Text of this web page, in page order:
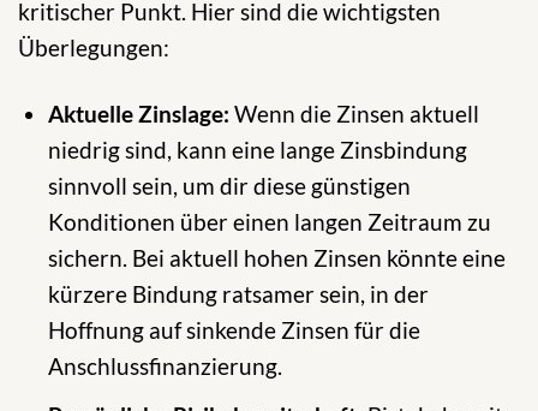
kritischer Punkt. Hier sind die wichtigsten
Überlegungen:
Aktuelle Zinslage: Wenn die Zinsen aktuell
niedrig sind, kann eine lange Zinsbindung
sinnvoll sein, um dir diese günstigen
Konditionen über einen langen Zeitraum zu
sichern. Bei aktuell hohen Zinsen könnte eine
kürzere Bindung ratsamer sein, in der
Hoffnung auf sinkende Zinsen für die
Anschlussfinanzierung.